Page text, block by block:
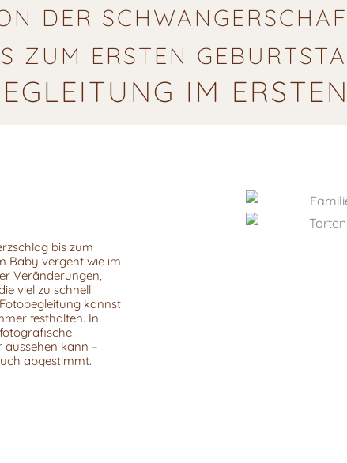
DER
ZUM ERSTEN
IM
bis zum
Baby vergeht wie im
Veränderungen,
viel zu schnell
kannst
festhalten. In
aussehen kann –
abgestimmt.